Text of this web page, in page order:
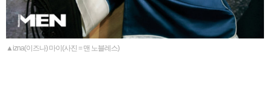
▲izna(이즈나) 마이(사진 = 맨 노블레스)